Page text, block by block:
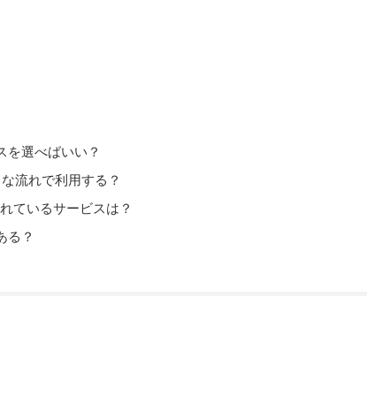
を選べばいい？
流れで利用する？
ているサービスは？
る？